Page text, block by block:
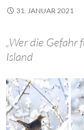
31. JANUAR 2021
„Wer die Gefahr
Island